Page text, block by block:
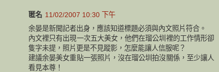
匿名 11/02/2007 10:30 下午
余晏是新聞記者出身，應該知道標題必須與內文照片符合。
內文裡只有出現一次五大美女，他們在瑠公圳裡的工作情形卻
隻字未提，照片更是不見蹤影，怎麼能讓人信服呢？
建議余晏美女重貼一張照片，沒在瑠公圳拍沒關係，至少讓人
看見本尊！